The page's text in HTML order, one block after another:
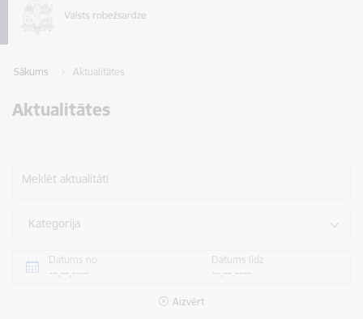
Sākums Aktualitātes
Aktualitātes
Meklēt aktualitāti
Kategorija
Datums no Datums līdz
Aizvērt